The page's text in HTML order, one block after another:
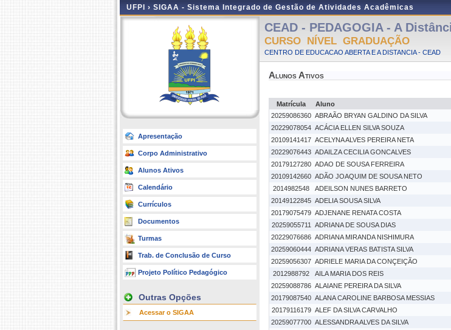
UFPI › SIGAA - Sistema Integrado de Gestão de Atividades Acadêmicas
Apresentação
Corpo Administrativo
Alunos Ativos
Calendário
Currículos
Documentos
Turmas
Trab. de Conclusão de Curso
Projeto Político Pedagógico
Outras Opções
Acessar o SIGAA
CEAD - PEDAGOGIA - A
CURSO NÍVEL GRADUAÇÃO
CENTRO DE EDUCACAO ABERTA E A DISTANCIA - CEAD
Alunos Ativos
Matrícula
Aluno
20259086360 ABRAÃO BRYAN GALDINO DA SILVA
20229078054 ACÁCIA ELLEN SILVA SOUZA
20109141417 ACELYNA ALVES PEREIRA NETA
20229076443 ADAILZA CECILIA GONCALVES
20179127280 ADAO DE SOUSA FERREIRA
20109142660 ADÃO JOAQUIM DE SOUSA NETO
2014982548
ADEILSON NUNES BARRETO
20149122845 ADELIA SOUSA SILVA
20179075479 ADJENANE RENATA COSTA
20259055711
ADRIANA DE SOUSA DIAS
20229076686 ADRIANA MIRANDA NISHIMURA
20259060444 ADRIANA VERAS BATISTA SILVA
20259056307 ADRIELE MARIA DA CONÇEIÇÃO
2012988792
AILA MARIA DOS REIS
20259088786 ALAIANE PEREIRA DA SILVA
20179087540 ALANA CAROLINE BARBOSA MESSIAS
20179116179 ALEF DA SILVA CARVALHO
20259077700 ALESSANDRA ALVES DA SILVA